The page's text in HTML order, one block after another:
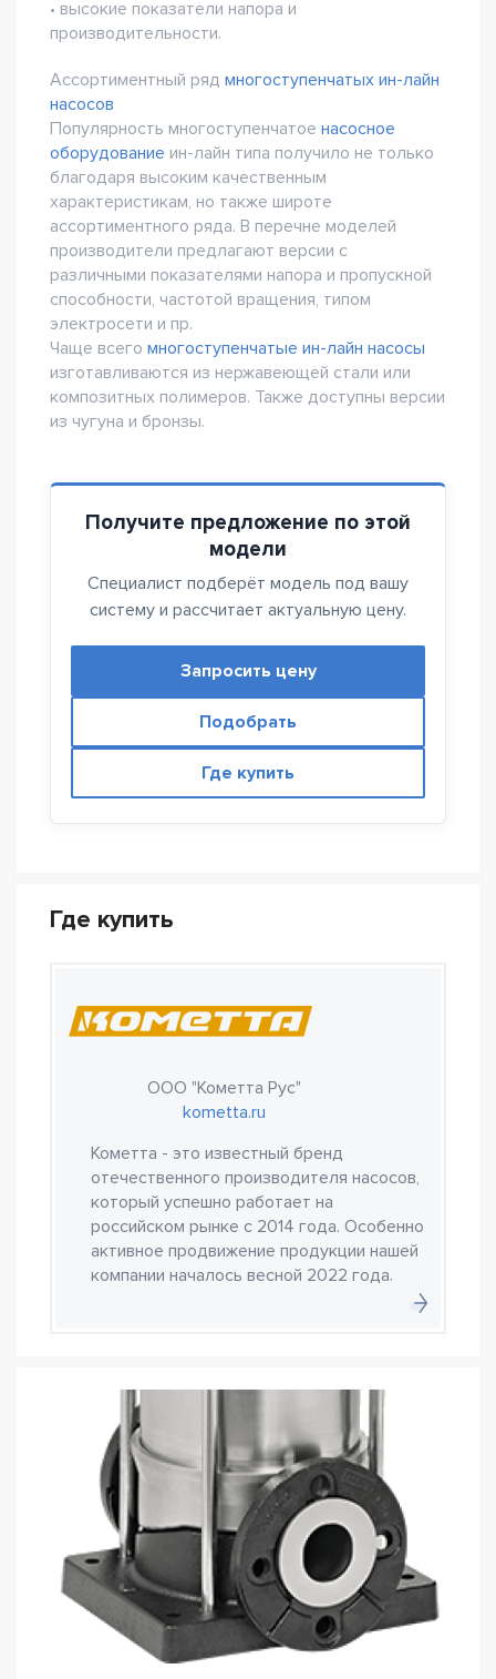
• высокие показатели напора и
производительности.
Ассортиментный ряд многоступенчатых ин-лайн
насосов
Популярность многоступенчатое насосное
оборудование ин-лайн типа получило не только
благодаря высоким качественным
характеристикам, но также широте
ассортиментного ряда. В перечне моделей
производители предлагают версии с
различными показателями напора и пропускной
способности, частотой вращения, типом
электросети и пр.
Чаще всего многоступенчатые ин-лайн насосы
изготавливаются из нержавеющей стали или
композитных полимеров. Также доступны версии
из чугуна и бронзы.
Получите предложение по этой
модели
Специалист подберёт модель под вашу
систему и рассчитает актуальную цену.
Запросить цену
Подобрать
Где купить
Где купить
ООО "Кометта Рус"
kometta.ru
Кометта - это известный бренд
отечественного производителя насосов,
который успешно работает на
российском рынке с 2014 года. Особенно
активное продвижение продукции нашей
компании началось весной 2022 года.